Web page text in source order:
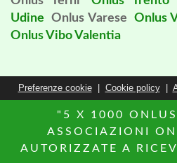
Udine
Onlus Varese Onlus
Onlus Vibo Valentia
Preferenze cookie| Cookie policy|
"5 X 1000
ASSOCIAZIONI
AUTORIZZATE A